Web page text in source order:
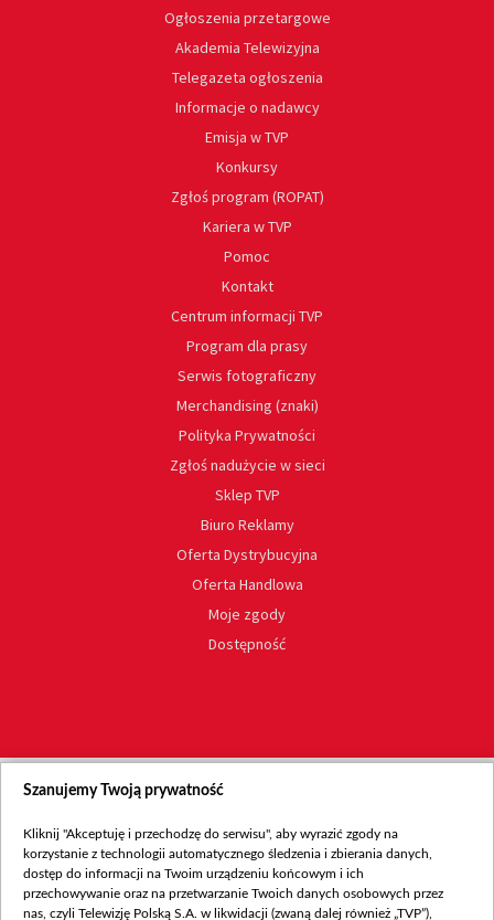
Ogłoszenia przetargowe
Akademia Telewizyjna
Telegazeta ogłoszenia
Informacje o nadawcy
Emisja w TVP
Konkursy
Zgłoś program (ROPAT)
Kariera w TVP
Pomoc
Kontakt
Centrum informacji TVP
Program dla prasy
Serwis fotograficzny
Merchandising (znaki)
Polityka Prywatności
Zgłoś nadużycie w sieci
Sklep TVP
Biuro Reklamy
Oferta Dystrybucyjna
Oferta Handlowa
Moje zgody
Dostępność
Szanujemy Twoją prywatność
Kliknij "Akceptuję i przechodzę do serwisu", aby wyrazić zgody na
korzystanie z technologii automatycznego śledzenia i zbierania danych,
dostęp do informacji na Twoim urządzeniu końcowym i ich
przechowywanie oraz na przetwarzanie Twoich danych osobowych przez
nas, czyli Telewizję Polską S.A. w likwidacji (zwaną dalej również „TVP”),